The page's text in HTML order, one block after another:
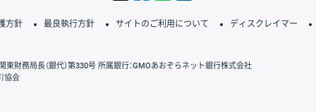
方針 最良執行方針 サイトのご利用について ディスクレイマー
財務局長（銀代）第330号 所属銀行：GMOあおぞらネット銀行株式会社
協会